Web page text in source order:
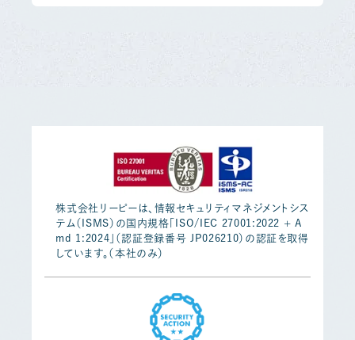
株式会社リーピーは、情報セキュリティマネジメントシス
テム（ISMS）の国内規格「ISO/IEC 27001:2022 + A
md 1:2024」（認証登録番号 JP026210）の認証を取得
しています。（本社のみ）